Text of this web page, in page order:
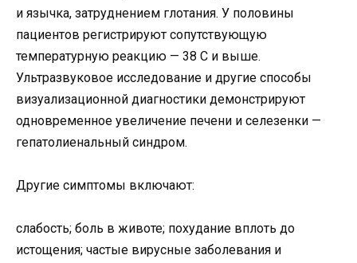
и язычка, затруднением глотания. У половины
пациентов регистрируют сопутствующую
температурную реакцию — 38 С и выше.
Ультразвуковое исследование и другие способы
визуализационной диагностики демонстрируют
одновременное увеличение печени и селезенки —
гепатолиенальный синдром.
Другие симптомы включают:
слабость; боль в животе; похудание вплоть до
истощения; частые вирусные заболевания и